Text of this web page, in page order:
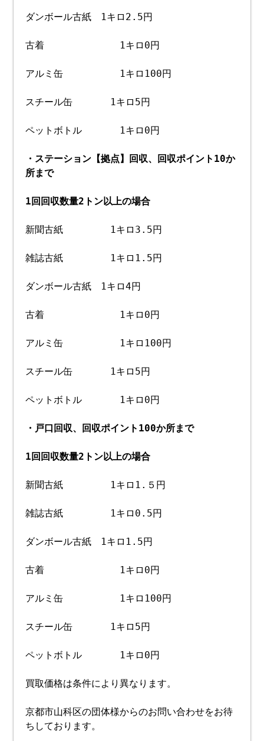
ダンボール古紙 1キロ2.5円
古着 1キロ0円
アルミ缶 1キロ100円
スチール缶 1キロ5円
ペットボトル 1キロ0円
・ステーション【拠点】回収、回収ポイント10か
所まで
1回回収数量2トン以上の場合
新聞古紙 1キロ3.5円
雑誌古紙 1キロ1.5円
ダンボール古紙 1キロ4円
古着 1キロ0円
アルミ缶 1キロ100円
スチール缶 1キロ5円
ペットボトル 1キロ0円
・戸口回収、回収ポイント100か所まで
1回回収数量2トン以上の場合
新聞古紙 1キロ1.５円
雑誌古紙 1キロ0.5円
ダンボール古紙 1キロ1.5円
古着 1キロ0円
アルミ缶 1キロ100円
スチール缶 1キロ5円
ペットボトル 1キロ0円
買取価格は条件により異なります。
京都市山科区の団体様からのお問い合わせをお待
ちしております。